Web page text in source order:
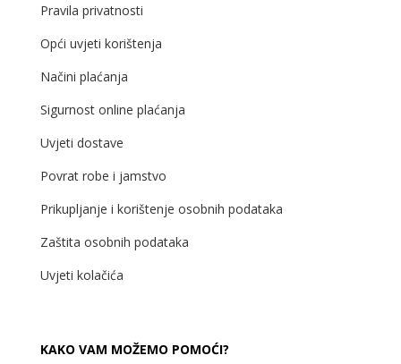
Pravila privatnosti
Opći uvjeti korištenja
Načini plaćanja
Sigurnost online plaćanja
Uvjeti dostave
Povrat robe i jamstvo
Prikupljanje i korištenje osobnih podataka
Zaštita osobnih podataka
Uvjeti kolačića
KAKO VAM MOŽEMO POMOĆI?